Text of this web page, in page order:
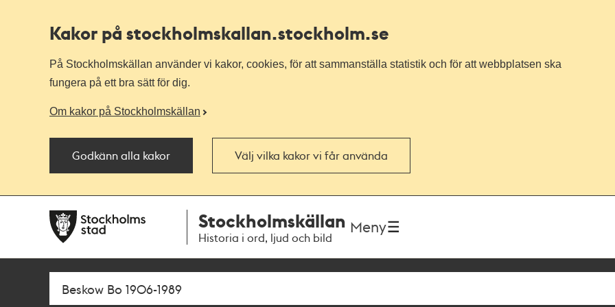
Kakor på stockholmskallan.stockholm.se
På Stockholmskällan använder vi kakor, cookies, för att sammanställa statistik och för att webbplatsen ska
fungera på ett bra sätt för dig.
Om kakor på Stockholmskällan
Godkänn alla kakor Välj vilka kakor vi får använda
navigationen
huvudinnehållet
Stockholmskällan
Historia i ord, ljud och bild
Meny
Sök